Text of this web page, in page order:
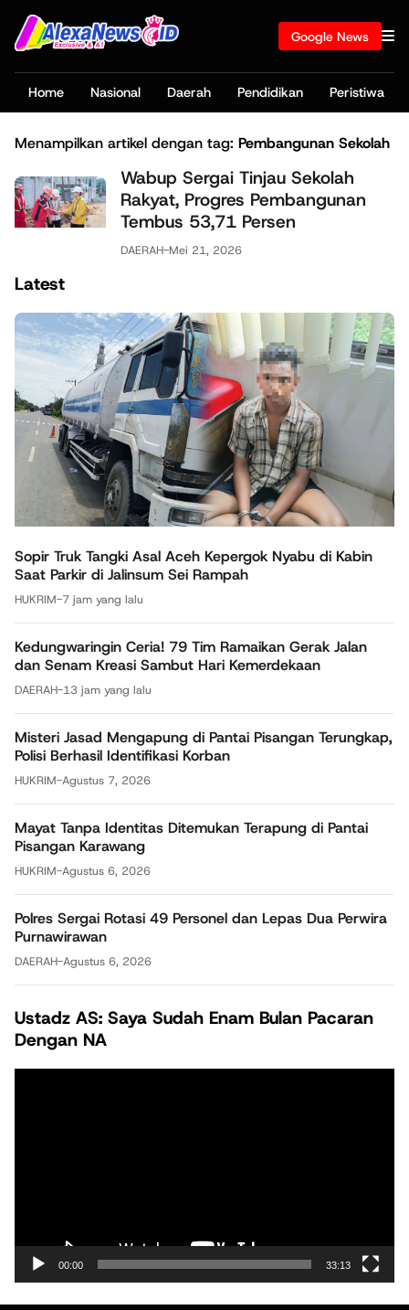
Google News
Home Nasional Daerah Pendidikan Peristiwa
Menampilkan artikel dengan tag: Pembangunan Sekolah
Wabup Sergai Tinjau Sekolah
Rakyat, Progres Pembangunan
Tembus 53,71 Persen
DAERAH-Mei 21, 2026
Latest
Sopir Truk Tangki Asal Aceh Kepergok Nyabu di Kabin
Saat Parkir di Jalinsum Sei Rampah
HUKRIM-7 jam yang lalu
Kedungwaringin Ceria! 79 Tim Ramaikan Gerak Jalan
dan Senam Kreasi Sambut Hari Kemerdekaan
DAERAH-13 jam yang lalu
Misteri Jasad Mengapung di Pantai Pisangan Terungkap,
Polisi Berhasil Identifikasi Korban
HUKRIM-Agustus 7, 2026
Mayat Tanpa Identitas Ditemukan Terapung di Pantai
Pisangan Karawang
HUKRIM-Agustus 6, 2026
Polres Sergai Rotasi 49 Personel dan Lepas Dua Perwira
Purnawirawan
DAERAH-Agustus 6, 2026
Ustadz AS: Saya Sudah Enam Bulan Pacaran
Dengan NA
00:00 33:13